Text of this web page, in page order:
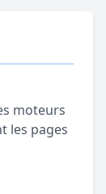
moteurs
les pages